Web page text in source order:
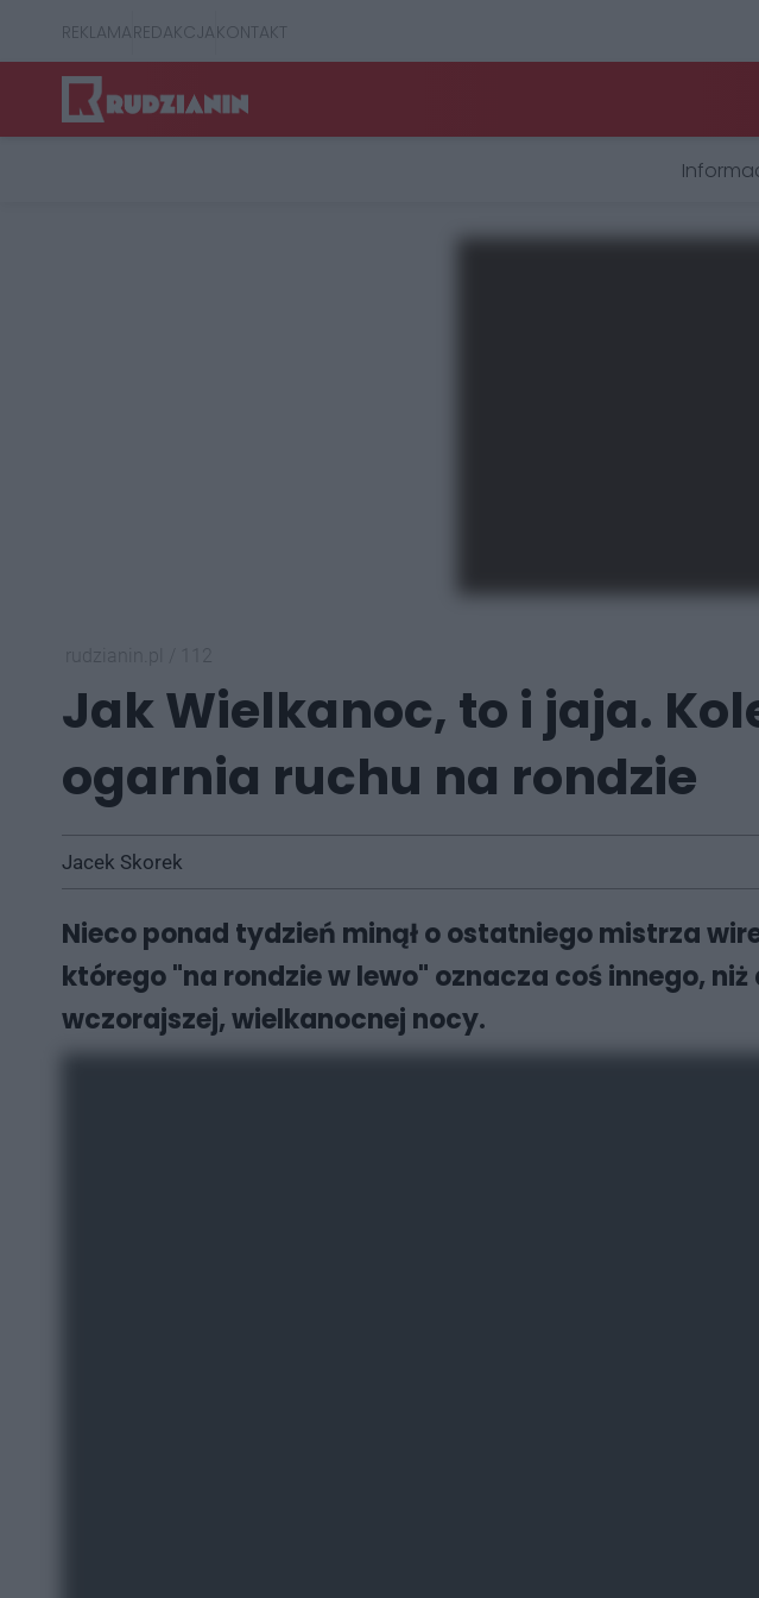
REKLAMAREDAKCJAKONTAKT
Jak Wielkanoc, to i jaja.
ogarnia ruchu na rondzie
Jacek Skorek
Nieco ponad tydzień minął o ostatniego mistrza
którego "na rondzie w lewo" oznacza coś innego,
wczorajszej, wielkanocnej nocy.